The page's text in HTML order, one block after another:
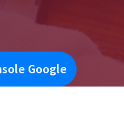
Google